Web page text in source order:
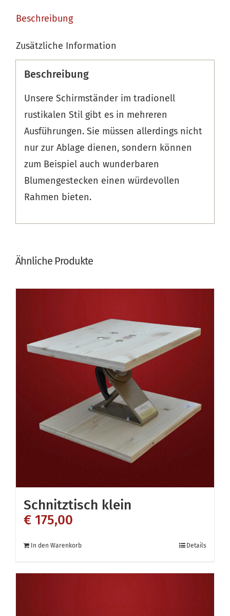
Beschreibung
Zusätzliche Information
Beschreibung
Unsere Schirmständer im tradionell
rustikalen Stil gibt es in mehreren
Ausführungen. Sie müssen allerdings nicht
nur zur Ablage dienen, sondern können
zum Beispiel auch wunderbaren
Blumengestecken einen würdevollen
Rahmen bieten.
Ähnliche Produkte
Schnitztisch klein
€ 175,00
In den Warenkorb Details